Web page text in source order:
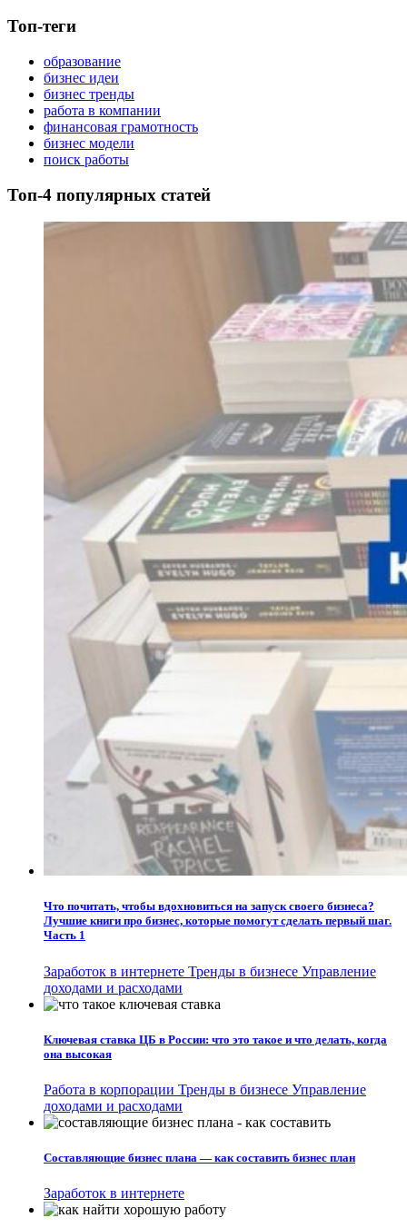
Топ-теги
образование
бизнес идеи
бизнес тренды
работа в компании
финансовая грамотность
бизнес модели
поиск работы
Топ-4 популярных статей
Что почитать, чтобы вдохновиться на запуск своего бизнеса?
Лучшие книги про бизнес, которые помогут сделать первый шаг.
Часть 1
Заработок в интернете Тренды в бизнесе Управление
доходами и расходами
Ключевая ставка ЦБ в России: что это такое и что делать, когда
она высокая
Работа в корпорации Тренды в бизнесе Управление
доходами и расходами
Составляющие бизнес плана — как составить бизнес план
Заработок в интернете